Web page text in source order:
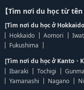
【Tìm nơi du học từ tên
[Tìm nơi du học ở
Hokkaido
Aomori
Fukushima
[Tìm nơi du học ở Kanto・
Ibaraki
Tochigi Gunma
Yamanashi
Nagano